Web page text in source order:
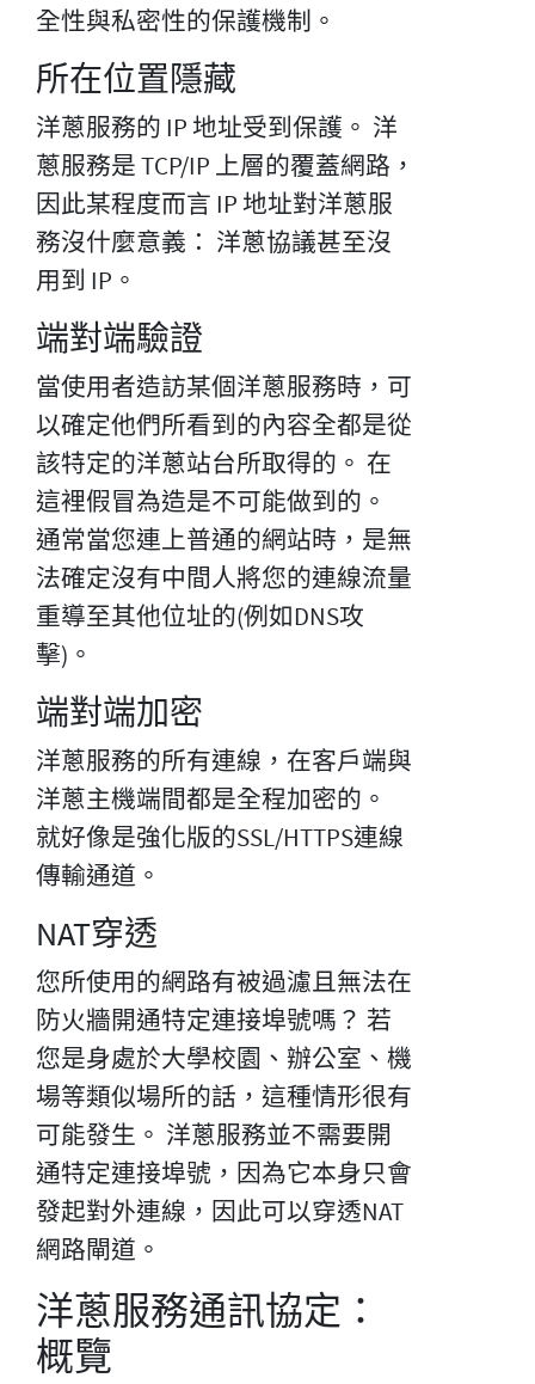
全性與私密性的保護機制。
所在位置隱藏
洋蔥服務的 IP 地址受到保護。 洋
蔥服務是 TCP/IP 上層的覆蓋網路，
因此某程度而言 IP 地址對洋蔥服
務沒什麼意義： 洋蔥協議甚至沒
用到 IP。
端對端驗證
當使用者造訪某個洋蔥服務時，可
以確定他們所看到的內容全都是從
該特定的洋蔥站台所取得的。 在
這裡假冒為造是不可能做到的。
通常當您連上普通的網站時，是無
法確定沒有中間人將您的連線流量
重導至其他位址的(例如DNS攻
擊)。
端對端加密
洋蔥服務的所有連線，在客戶端與
洋蔥主機端間都是全程加密的。
就好像是強化版的SSL/HTTPS連線
傳輸通道。
NAT穿透
您所使用的網路有被過濾且無法在
防火牆開通特定連接埠號嗎？ 若
您是身處於大學校園、辦公室、機
場等類似場所的話，這種情形很有
可能發生。 洋蔥服務並不需要開
通特定連接埠號，因為它本身只會
發起對外連線，因此可以穿透NAT
網路閘道。
洋蔥服務通訊協定：
概覽